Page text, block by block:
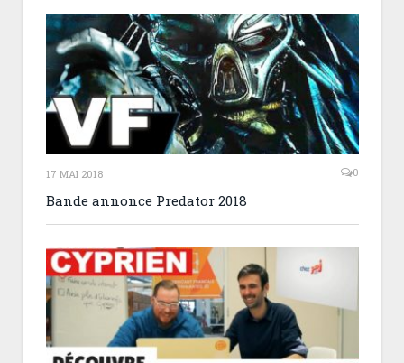
17 MAI 2018 0
Bande annonce Predator 2018